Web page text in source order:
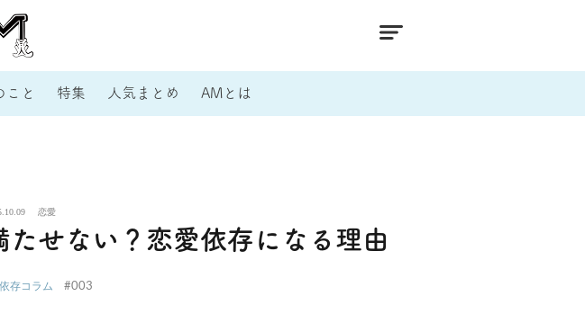
こと 特集 人気まとめ AMとは
恋愛
せない？恋愛依存になる理由
存コラム #003